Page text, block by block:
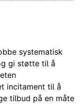
systematisk
gi støtte til å
incitament til å
tilbud på en måte